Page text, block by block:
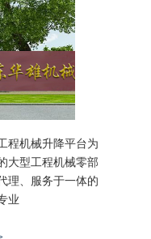
程机械升降平台为
大型工程机械零部
理、服务于一体的
业